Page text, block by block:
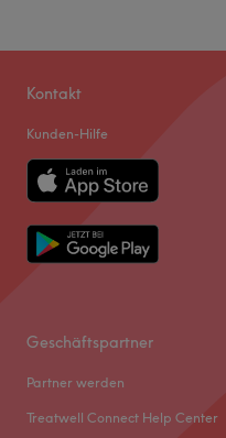
Kontakt
Kunden-Hilfe
Geschäftspartner
Partner werden
Treatwell Connect Help Center